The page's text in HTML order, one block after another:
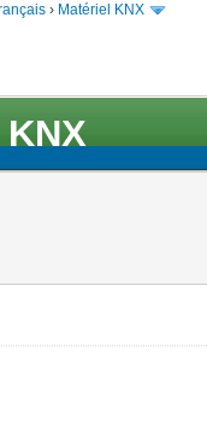
› Matériel KNX